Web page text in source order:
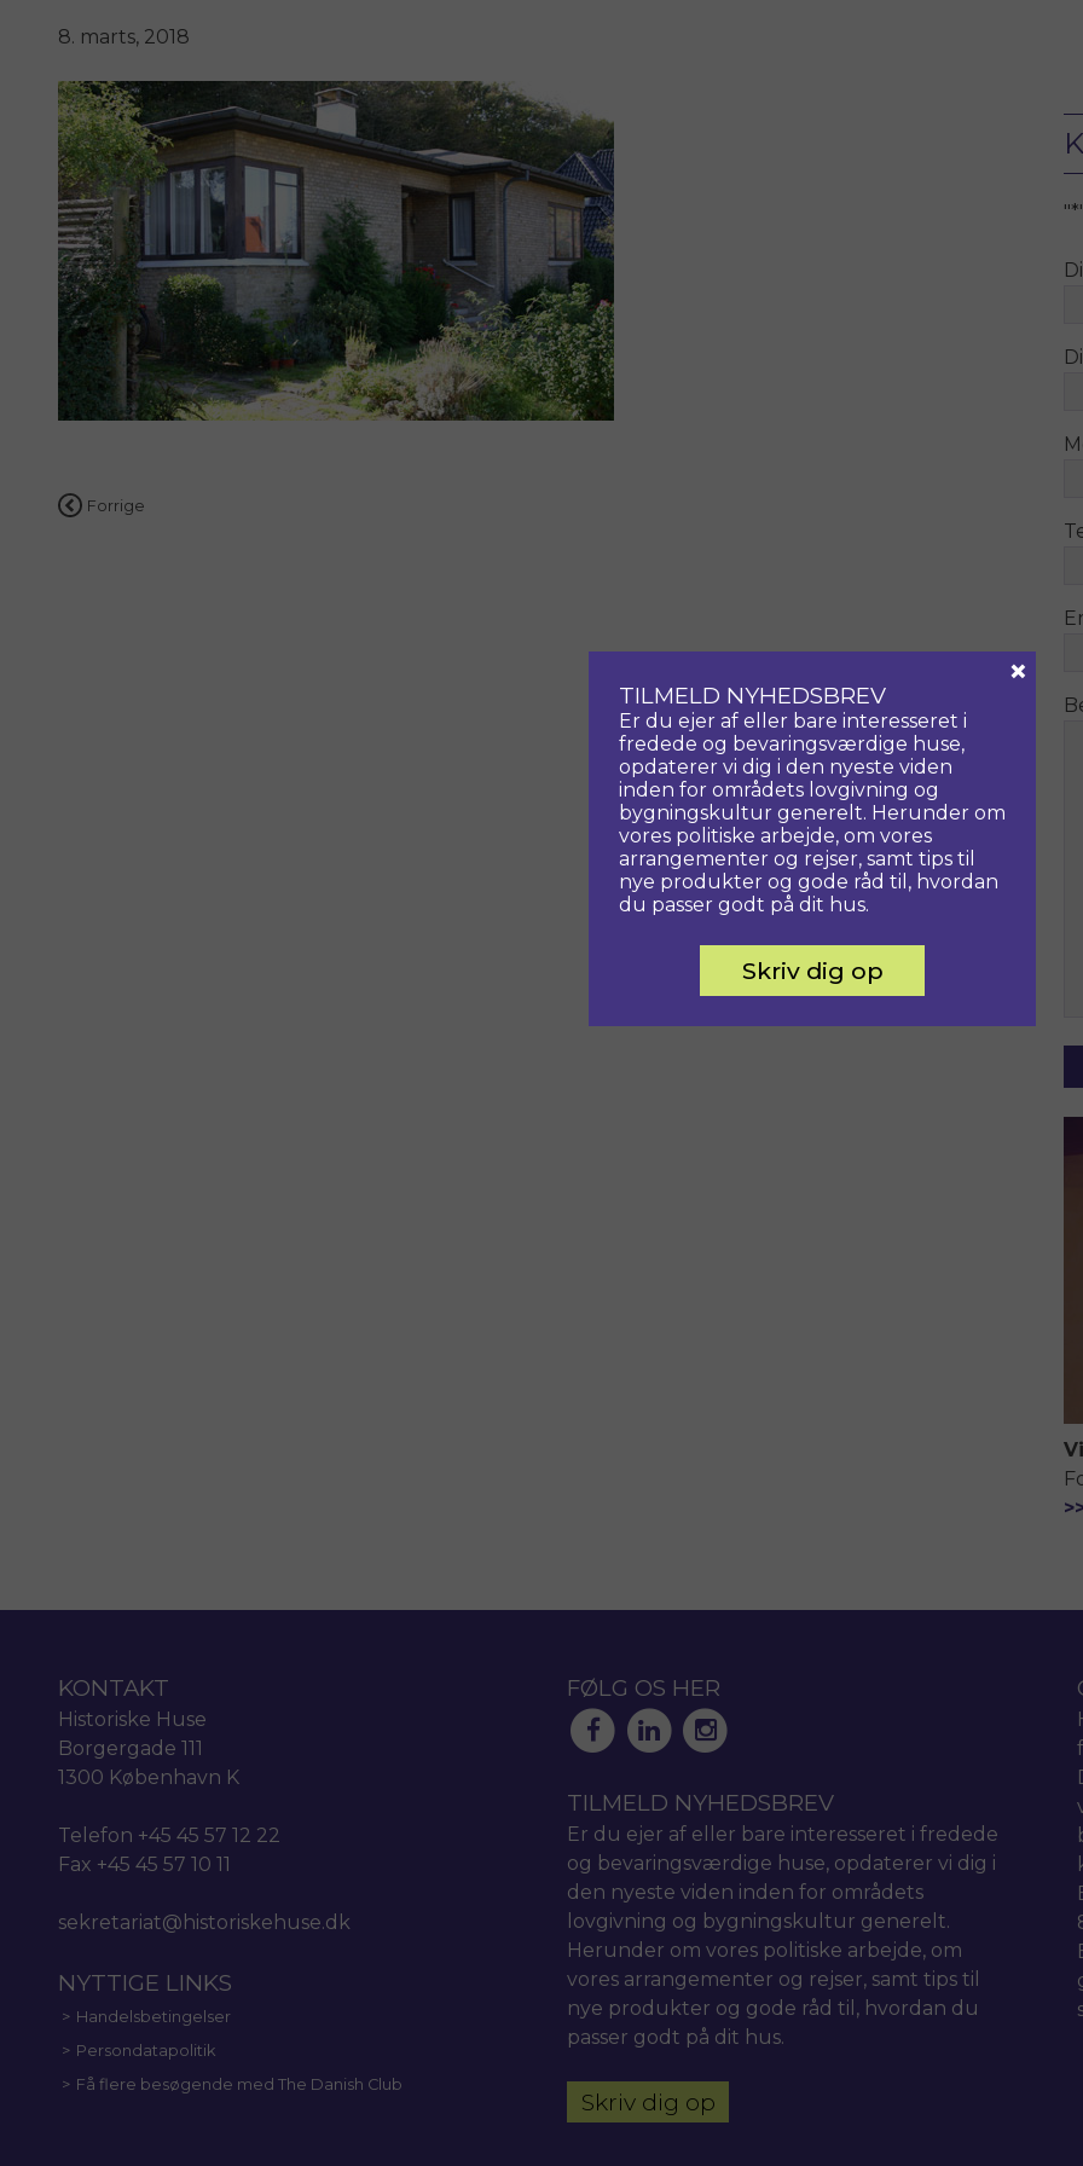
8. marts, 2018
Indlægsnavigation
Forrige
"*
KONTAKT
Historiske Huse
Borgergade 111
1300 København K
Telefon +45 45 57 12 22
Fax +45 45 57 10 11
sekretariat@historiskehuse.dk
NYTTIGE LINKS
Handelsbetingelser
Persondatapolitik
Få flere besøgende med The Danish Club
FØLG OS HER
TILMELD NYHEDSBREV
Er du ejer af eller bare interesseret i fredede
og bevaringsværdige huse, opdaterer vi dig i
den nyeste viden inden for områdets
lovgivning og bygningskultur generelt.
Herunder om vores politiske arbejde, om
vores arrangementer og rejser, samt tips til
nye produkter og gode råd til, hvordan du
passer godt på dit hus.
Skriv dig op
TILMELD NYHEDSBREV
Er du ejer af eller bare interesseret i
fredede og bevaringsværdige huse,
opdaterer vi dig i den nyeste viden
inden for områdets lovgivning og
bygningskultur generelt. Herunder om
vores politiske arbejde, om vores
arrangementer og rejser, samt tips til
nye produkter og gode råd til, hvordan
du passer godt på dit hus.
Skriv dig op
×